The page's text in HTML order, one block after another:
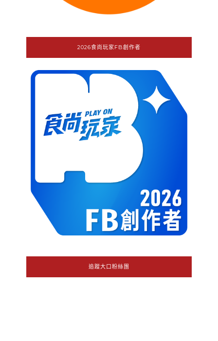
2026食尚玩家FB創作者
追蹤大口粉絲團